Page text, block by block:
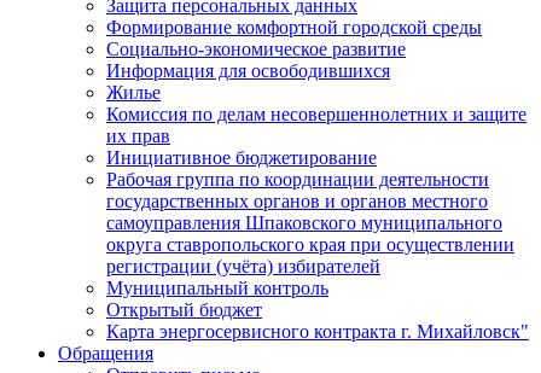
Защита персональных данных
Формирование комфортной городской среды
Социально-экономическое развитие
Информация для освободившихся
Жилье
Комиссия по делам несовершеннолетних и защите
их прав
Инициативное бюджетирование
Рабочая группа по координации деятельности
государственных органов и органов местного
самоуправления Шпаковского муниципального
округа ставропольского края при осуществлении
регистрации (учёта) избирателей
Муниципальный контроль
Открытый бюджет
Карта энергосервисного контракта г. Михайловск"
Обращения